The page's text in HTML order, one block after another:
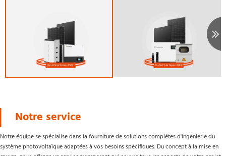
Notre service
Notre équipe se spécialise dans la fourniture de solutions complètes d'ingénierie du
système photovoltaïque adaptées à vos besoins spécifiques. Du concept à la mise en